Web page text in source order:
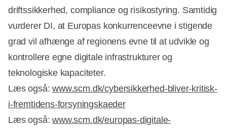
driftssikkerhed, compliance og risikostyring. Samtidig
vurderer DI, at Europas konkurrenceevne i stigende
grad vil afhænge af regionens evne til at udvikle og
kontrollere egne digitale infrastrukturer og
teknologiske kapaciteter.
Læs også:www.scm.dk/cybersikkerhed-bliver-kritisk-
i-fremtidens-forsyningskaeder
Læs også:www.scm.dk/europas-digitale-